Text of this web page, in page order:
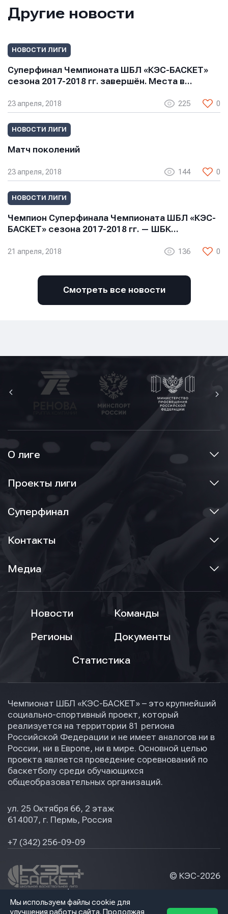
Другие новости
НОВОСТИ ЛИГИ
Суперфинал Чемпионата ШБЛ «КЭС-БАСКЕТ»
сезона 2017-2018 гг. завершён. Места в…
23 апреля, 2018 225 0
НОВОСТИ ЛИГИ
Матч поколений
23 апреля, 2018 144 0
НОВОСТИ ЛИГИ
Чемпион Суперфинала Чемпионата ШБЛ «КЭС-
БАСКЕТ» сезона 2017-2018 гг. — ШБК…
21 апреля, 2018 136 0
Смотреть все новости
О лиге
Проекты лиги
Суперфинал
Контакты
Медиа
Новости
Команды
Регионы
Документы
Статистика
Чемпионат ШБЛ «КЭС-БАСКЕТ» – это крупнейший
социально-спортивный проект, который
реализуется на территории 81 региона
Российской Федерации и не имеет аналогов ни в
России, ни в Европе, ни в мире. Основной целью
проекта является проведение соревнований по
баскетболу среди обучающихся
общеобразовательных организаций.
ул. 25 Октября 66, 2 этаж
614007, г. Пермь, Россия
+7 (342) 256-09-09
© КЭС-2026
Политика конфидециальности
Нажимая кнопку “Отправить”, вы соглашаетесь с
условиями обработки персональных данных
Нажимая кнопку “Отправить”, вы соглашаетесь с
условиями обработки персональных данных
Нажимая кнопку “Отправить”, вы соглашаетесь с
Мы используем файлы cookie для
улучшения работы сайта. Продолжая